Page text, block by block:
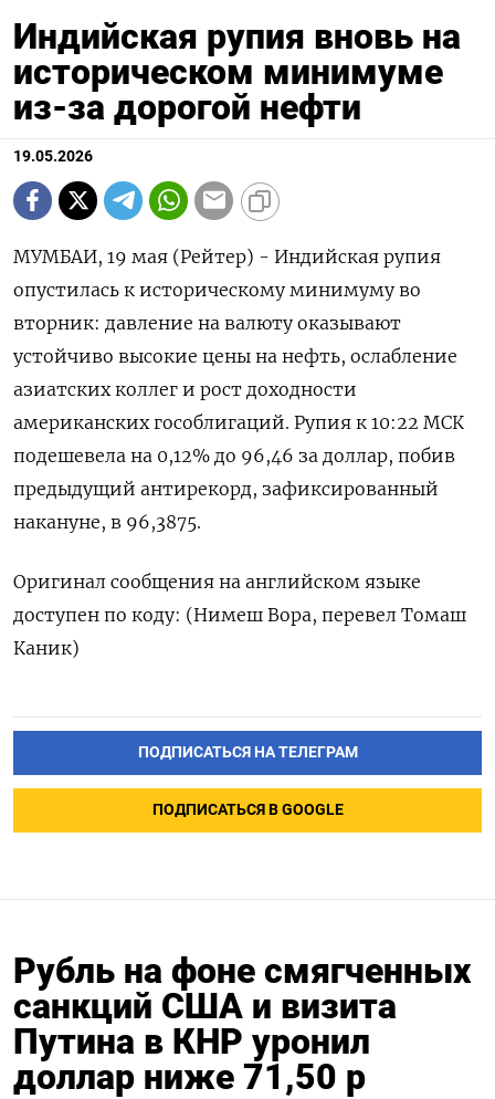
Индийская рупия вновь на
историческом минимуме
из-за дорогой нефти
19.05.2026
МУМБАИ, 19 мая (Рейтер) - Индийская рупия
опустилась ‌к историческому минимуму во ​
вторник: ​давление ​на валюту ⁠оказывают
‌устойчиво высокие ‌цены на нефть, ослабление
азиатских ​коллег ‌и рост ​доходности
американских ‌гособлигаций. Рупия к 10:22 МСК ​
подешевела ​на ‌0,12% до ​96,46 за доллар, побив
предыдущий антирекорд, зафиксированный
накануне, в 96,3875.
Оригинал ​сообщения ⁠на английском языке
‌доступен ‌по коду: (Нимеш Вора, ​перевел Томаш
‌Каник)
ПОДПИСАТЬСЯ НА ТЕЛЕГРАМ
ПОДПИСАТЬСЯ В GOOGLE
Рубль на фоне смягченных
санкций США и визита
Путина в КНР уронил
доллар ниже 71,50 р